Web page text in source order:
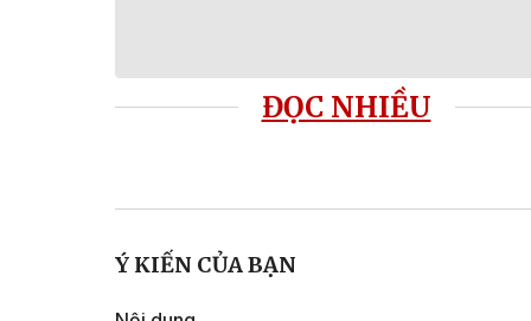
ĐỌC NHIỀU
Ý KIẾN CỦA BẠN